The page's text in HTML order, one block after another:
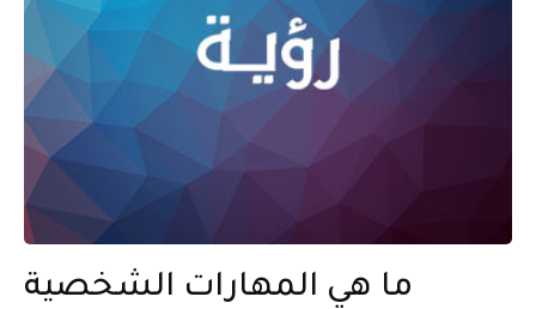
ما هي المهارات الشخصية